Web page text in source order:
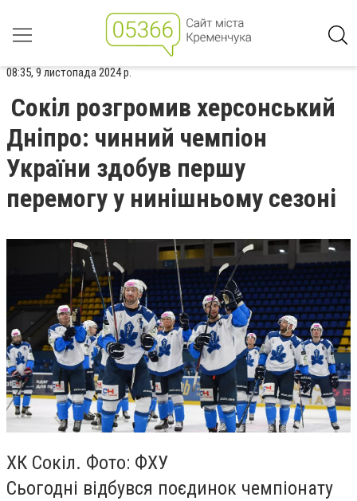
08:35, 9 листопада 2024 р.
Сокіл розгромив херсонський
Дніпро: чинний чемпіон
України здобув першу
перемогу у нинішньому сезоні
ХК Сокіл. Фото: ФХУ
Сьогодні відбувся поєдинок чемпіонату